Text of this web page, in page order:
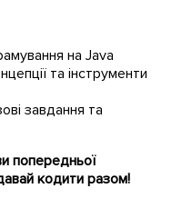
на Java
та інструменти
завдання та
попередньої
кодити разом!